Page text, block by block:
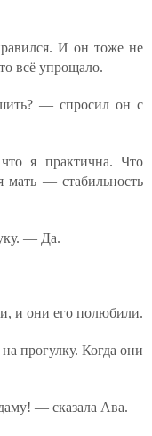
И он тоже не
всё упрощало.
— спросил он с
я практична. Что
— стабильность
— Да.
и они его полюбили.
прогулку. Когда они
— сказала Ава.